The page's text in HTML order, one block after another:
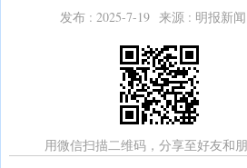
发布 : 2025-7-19 来源 : 明报新
用微信扫描二维码，分享至好友和